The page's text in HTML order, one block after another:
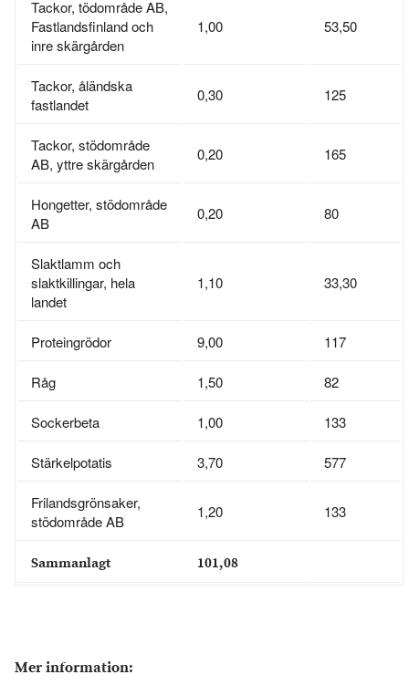
Tackor, tödområde AB,
Fastlandsfinland och
inre skärgården
1,00 53,50
Tackor, åländska
fastlandet
0,30 125
Tackor, stödområde
AB, yttre skärgården
0,20 165
Hongetter, stödområde
AB
0,20 80
Slaktlamm och
slaktkillingar, hela
landet
1,10 33,30
Proteingrödor 9,00 117
Råg 1,50 82
Sockerbeta 1,00 133
Stärkelpotatis 3,70 577
Frilandsgrönsaker,
stödområde AB
1,20 133
Sammanlagt 101,08
Mer information: